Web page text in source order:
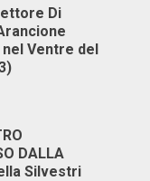
Di
Ventre del
DALLA
Silvestri